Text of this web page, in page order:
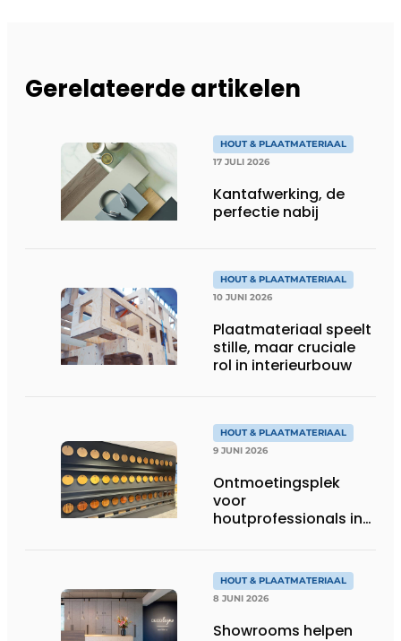
Gerelateerde artikelen
HOUT & PLAATMATERIAAL
17 JULI 2026
Kantafwerking, de
perfectie nabij
HOUT & PLAATMATERIAAL
10 JUNI 2026
Plaatmateriaal speelt
stille, maar cruciale
rol in interieurbouw
HOUT & PLAATMATERIAAL
9 JUNI 2026
Ontmoetingsplek
voor
houtprofessionals in
HOUT & PLAATMATERIAAL
8 JUNI 2026
Showrooms helpen